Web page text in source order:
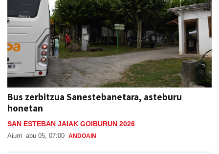
Bus zerbitzua Sanestebanetara, asteburu
honetan
SAN ESTEBAN JAIAK GOIBURUN 2026
Aiurri abu 05, 07:00 ANDOAIN